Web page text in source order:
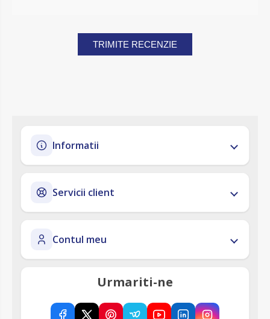
TRIMITE RECENZIE
Informatii
Servicii client
Contul meu
Urmariti-ne